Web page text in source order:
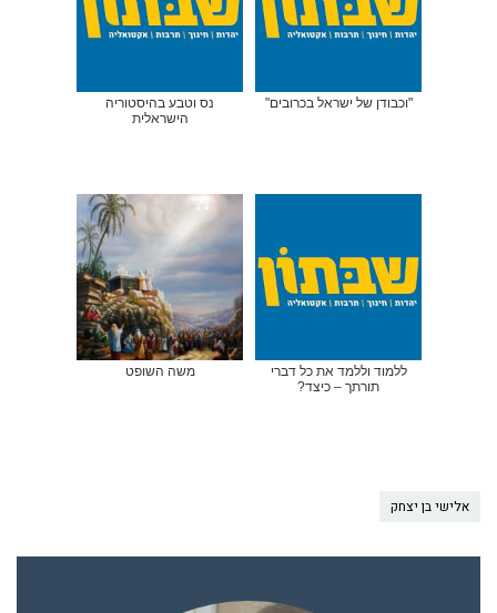
"וכבודן של ישראל בכרובים"
נס וטבע בהיסטוריה
הישראלית
ללמוד וללמד את כל דברי
תורתך – כיצד?
משה השופט
אלישי בן יצחק